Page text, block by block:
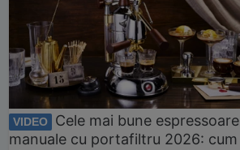
VIDEO
Cele mai bune espressoare
manuale cu portafiltru 2026: cum